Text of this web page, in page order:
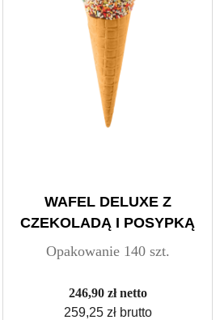
WAFEL DELUXE Z
CZEKOLADĄ I POSYPKĄ
Opakowanie 140 szt.
246,90 zł netto
259,25 zł brutto